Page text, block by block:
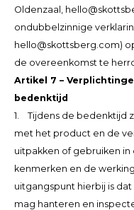
Oldenzaal,
ondubbelzinnige
hello@skottsberg.com)
de overeenkomst te
Artikel 7 –
bedenktijd
1. Tijdens de bedenktijd
met het product en de
uitpakken of gebruiken
kenmerken en de
uitgangspunt hierbij is
mag hanteren en